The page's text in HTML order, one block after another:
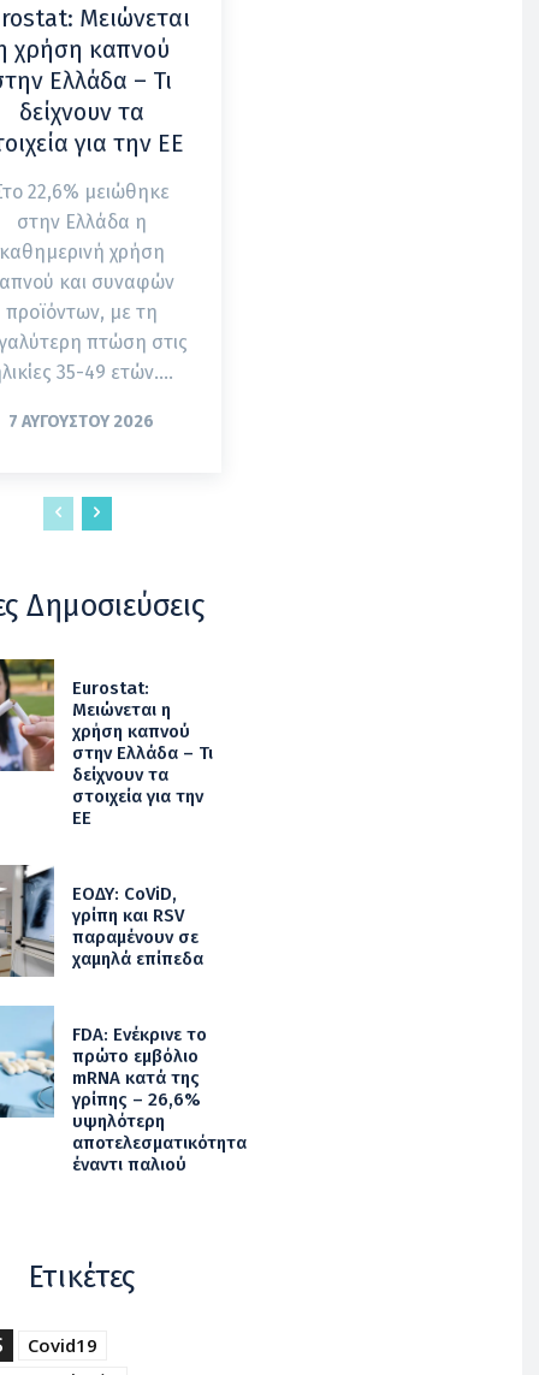
Μειώνεται
χρήση καπνού
Ελλάδα – Τι
δείχνουν τα
για την ΕΕ
22,6% μειώθηκε
στην Ελλάδα η
καθημερινή χρήση
και συναφών
προϊόντων, με τη
πτώση στις
35-49 ετών....
7 ΑΥΓΟΎΣΤΟΥ 2026
Δημοσιεύσεις
Eurostat:
Μειώνεται η
χρήση καπνού
στην Ελλάδα – Τι
δείχνουν τα
στοιχεία για την
ΕΕ
ΕΟΔΥ: CoViD,
γρίπη και RSV
παραμένουν σε
χαμηλά επίπεδα
FDA: Ενέκρινε το
πρώτο εμβόλιο
mRNA κατά της
γρίπης – 26,6%
υψηλότερη
αποτελεσματικότητα
έναντι παλιού
Ετικέτες
Covid19